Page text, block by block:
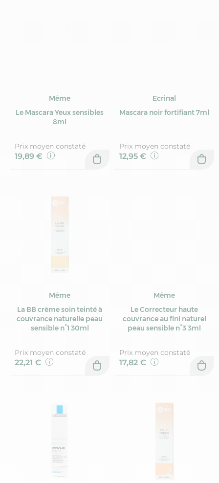
Même
Le Mascara Yeux sensibles
8ml
Prix moyen constaté
19,89 €
Ecrinal
Mascara noir fortifiant 7ml
Prix moyen constaté
12,95 €
Même
La BB crème soin teinté à
couvrance naturelle peau
sensible n°1 30ml
Prix moyen constaté
22,21 €
Même
Le Correcteur haute
couvrance au fini naturel
peau sensible n°3 3ml
Prix moyen constaté
17,82 €